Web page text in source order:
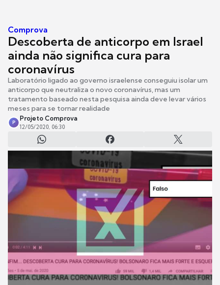
Comprova
Descoberta de anticorpo em Israel
ainda não significa cura para
coronavírus
Laboratório ligado ao governo israelense conseguiu isolar um
anticorpo que neutraliza o novo coronavírus, mas um
tratamento baseado nesta pesquisa ainda deve levar vários
meses para se tornar realidade
P
Projeto Comprova
12/05/2020, 06:30